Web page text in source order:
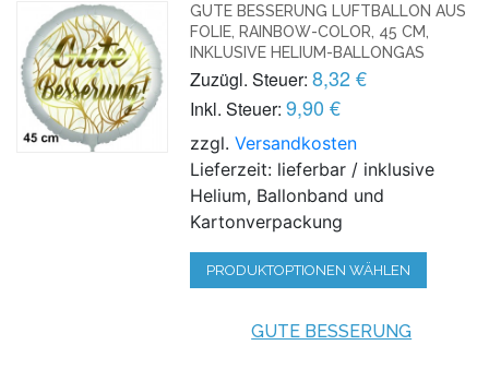
GUTE BESSERUNG LUFTBALLON AUS
FOLIE, RAINBOW-COLOR, 45 CM,
INKLUSIVE HELIUM-BALLONGAS
Zuzügl. Steuer: 8,32 €
Inkl. Steuer: 9,90 €
zzgl.Versandkosten
Lieferzeit: lieferbar / inklusive
Helium, Ballonband und
Kartonverpackung
PRODUKTOPTIONEN WÄHLEN
GUTE BESSERUNG